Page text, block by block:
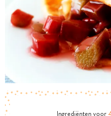
Ingrediënten voor